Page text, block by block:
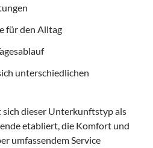
für den Alltag
unterschiedlichen
sich dieser Unterkunftstyp als
etabliert, die Komfort und
umfassendem Service